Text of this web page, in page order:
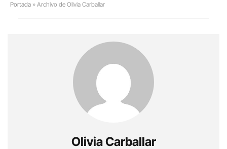
Portada » Archivo de Olivia Carballar
Olivia Carballar